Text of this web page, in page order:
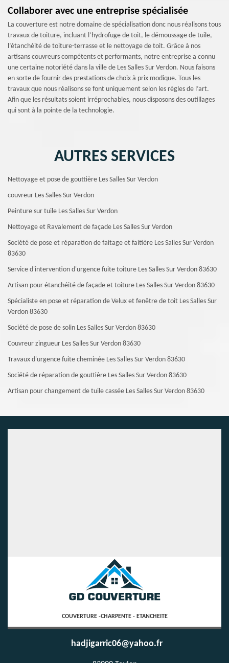
Collaborer avec une entreprise spécialisée
La couverture est notre domaine de spécialisation donc nous réalisons tous
travaux de toiture, incluant l’hydrofuge de toit, le démoussage de tuile,
l’étanchéité de toiture-terrasse et le nettoyage de toit. Grâce à nos
artisans couvreurs compétents et performants, notre entreprise a connu
une certaine notoriété dans la ville de Les Salles Sur Verdon. Nous faisons
en sorte de fournir des prestations de choix à prix modique. Tous les
travaux que nous réalisons se font uniquement selon les règles de l’art.
Afin que les résultats soient irréprochables, nous disposons des outillages
qui sont à la pointe de la technologie.
AUTRES SERVICES
Nettoyage et pose de gouttière Les Salles Sur Verdon
couvreur Les Salles Sur Verdon
Peinture sur tuile Les Salles Sur Verdon
Nettoyage et Ravalement de façade Les Salles Sur Verdon
Société de pose et réparation de faitage et faitière Les Salles Sur Verdon
83630
Service d'intervention d'urgence fuite toiture Les Salles Sur Verdon 83630
Artisan pour étanchéité de façade et toiture Les Salles Sur Verdon 83630
Spécialiste en pose et réparation de Velux et fenêtre de toit Les Salles Sur
Verdon 83630
Société de pose de solin Les Salles Sur Verdon 83630
Couvreur zingueur Les Salles Sur Verdon 83630
Travaux d'urgence fuite cheminée Les Salles Sur Verdon 83630
Société de réparation de gouttière Les Salles Sur Verdon 83630
Artisan pour changement de tuile cassée Les Salles Sur Verdon 83630
COUVERTURE -CHARPENTE - ETANCHEITE
hadjigarric06@yahoo.fr